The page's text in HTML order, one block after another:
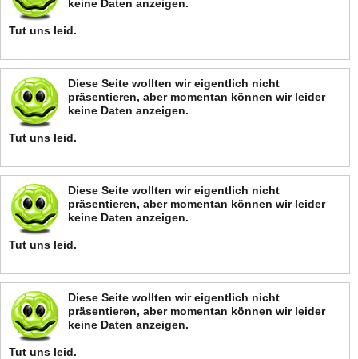
keine Daten anzeigen.
Tut uns leid.
Diese Seite wollten wir eigentlich nicht
präsentieren, aber momentan können wir leider
keine Daten anzeigen.
Tut uns leid.
Diese Seite wollten wir eigentlich nicht
präsentieren, aber momentan können wir leider
keine Daten anzeigen.
Tut uns leid.
Diese Seite wollten wir eigentlich nicht
präsentieren, aber momentan können wir leider
keine Daten anzeigen.
Tut uns leid.